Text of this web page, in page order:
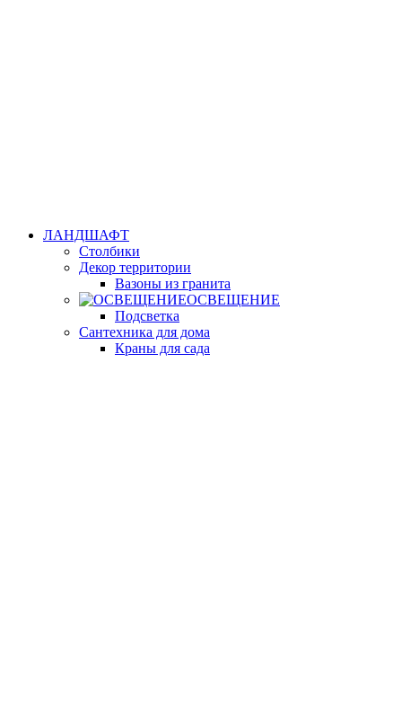
ЛАНДШАФТ
Столбики
Декор территории
Вазоны из гранита
ОСВЕЩЕНИЕ
Подсветка
Сантехника для дома
Краны для сада